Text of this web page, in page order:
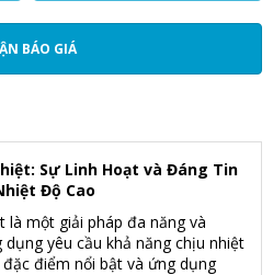
BÁO GIÁ
Sự Linh Hoạt và Đáng Tin
Độ Cao
là một giải pháp đa năng và
yêu cầu khả năng chịu nhiệt
điểm nổi bật và ứng dụng